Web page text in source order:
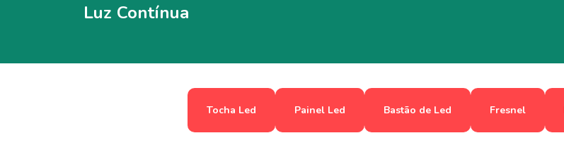
Luz Contínua
Tocha Led Painel Led Bastão de Led Fresnel